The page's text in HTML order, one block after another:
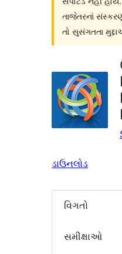
તાજેતરનાં
તો સુસંગતતા
ડાઉનલોડ
વિગતો
સમીક્ષાઓ